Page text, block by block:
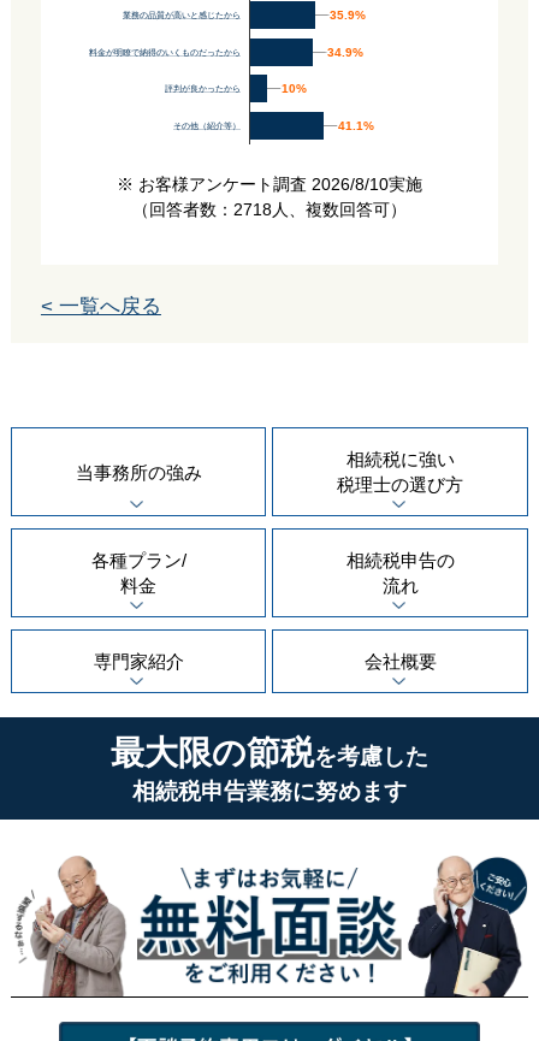
業務の品質が高いと感じたから
料金が明瞭で納得のいくものだったから
評判が良かったから
その他（紹介等）
35.9%
35.9%
34.9%
34.9%
10%
10%
41.1%
41.1%
※ お客様アンケート調査 2026/8/10実施
（回答者数：2718人、複数回答可）
< 一覧へ戻る
当事務所の強み
相続税に強い
税理士の選び方
各種プラン/
料金
相続税申告の
流れ
専門家紹介 会社概要
最大限の節税を考慮した
相続税申告業務に努めます